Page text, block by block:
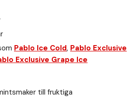
Pablo Ice Cold, Pablo Exclusive
Exclusive Grape Ice
till fruktiga